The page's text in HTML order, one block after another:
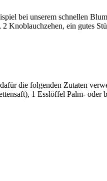
bei unserem schnellen
Knoblauchzehen, ein gutes
die folgenden Zutaten
1 Esslöffel Palm-